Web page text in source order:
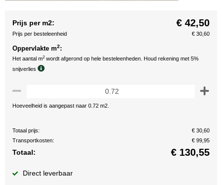
Prijs per m2: € 42,50
Prijs per besteleenheid € 30,60
Oppervlakte m2:
Het aantal m2 wordt afgerond op hele besteleenheden. Houd rekening met 5%
snijverlies
Hoeveelheid is aangepast naar 0.72 m2.
Totaal prijs:
€ 30,60
Transportkosten:
€ 99,95
Totaal: € 130,55
Direct leverbaar